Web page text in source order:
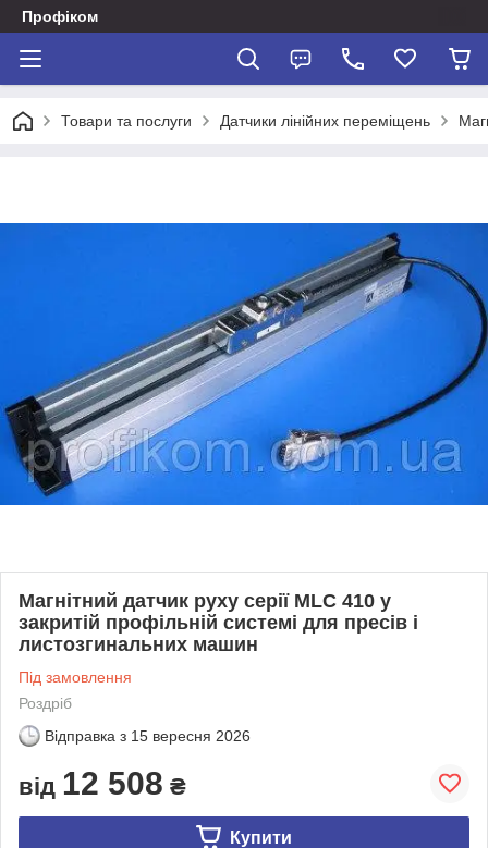
Профіком
Товари та послуги Датчики лінійних переміщень
Магнітний датчик руху серії MLC 410 у
закритій профільній системі для пресів і
листозгинальних машин
Під замовлення
Роздріб
Відправка з 15 вересня 2026
від 12 508 ₴
Купити